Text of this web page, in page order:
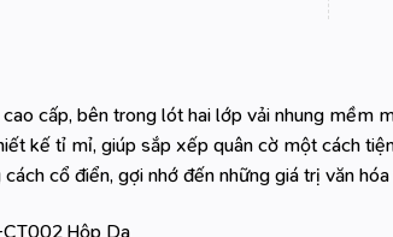
cấp, bên trong lót hai lớp vải nhung mềm
kế tỉ mỉ, giúp sắp xếp quân cờ một cách
cổ điển, gợi nhớ đến những giá trị văn